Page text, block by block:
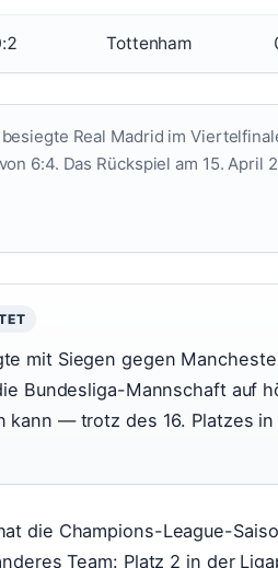
Tottenham
Real Madrid im
6:4. Das Rückspiel am 15. April
mit Siegen gegen
Bundesliga-Mannschaft auf
kann — trotz des 16. Platzes
die Champions-League-
Team: Platz 2 in der